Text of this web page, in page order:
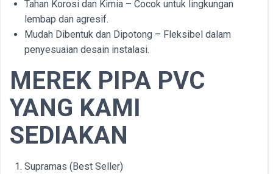
Tahan Korosi dan Kimia – Cocok untuk lingkungan
lembap dan agresif.
Mudah Dibentuk dan Dipotong – Fleksibel dalam
penyesuaian desain instalasi.
MEREK PIPA PVC
YANG KAMI
SEDIAKAN
Supramas (Best Seller)